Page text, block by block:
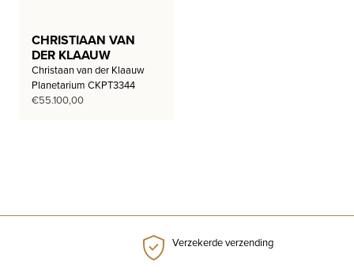
CHRISTIAAN VAN
DER KLAAUW
Christaan van der Klaauw
Planetarium CKPT3344
€55.100,00
Verzekerde verzending